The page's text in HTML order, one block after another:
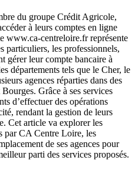
du groupe Crédit Agricole,
à leurs comptes en ligne
www.ca-centreloire.fr représente
particuliers, les professionnels,
gérer leur compte bancaire à
départements tels que le Cher, le
agences réparties dans des
Grâce à ses services
d’effectuer des opérations
rendant la gestion de leurs
Cet article va explorer les
par CA Centre Loire, les
de ses agences pour
parti des services proposés.